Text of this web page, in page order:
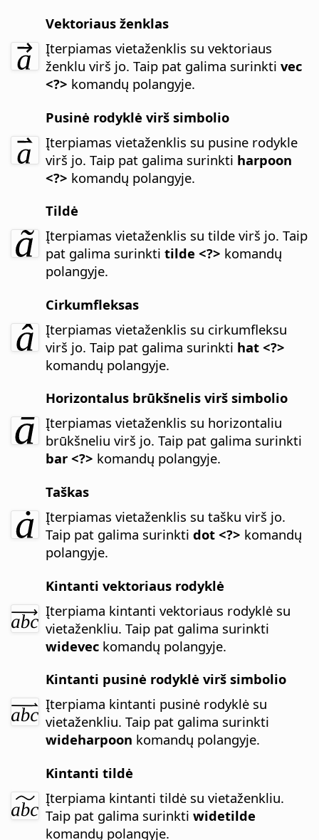
Vektoriaus ženklas
Įterpiamas vietaženklis su vektoriaus
ženklu virš jo. Taip pat galima surinktivec
<?> komandų polangyje.
Pusinė rodyklė virš simbolio
Įterpiamas vietaženklis su pusine rodykle
virš jo. Taip pat galima surinkti harpoon
<?> komandų polangyje.
Tildė
Įterpiamas vietaženklis su tilde virš jo. Taip
pat galima surinktitilde <?> komandų
polangyje.
Cirkumfleksas
Įterpiamas vietaženklis su cirkumfleksu
virš jo. Taip pat galima surinkti hat <?>
komandų polangyje.
Horizontalus brūkšnelis virš simbolio
Įterpiamas vietaženklis su horizontaliu
brūkšneliu virš jo. Taip pat galima surinkti
bar <?> komandų polangyje.
Taškas
Įterpiamas vietaženklis su tašku virš jo.
Taip pat galima surinktidot <?> komandų
polangyje.
Kintanti vektoriaus rodyklė
Įterpiama kintanti vektoriaus rodyklė su
vietaženkliu. Taip pat galima surinkti
widevec komandų polangyje.
Kintanti pusinė rodyklė virš simbolio
Įterpiama kintanti pusinė rodyklė su
vietaženkliu. Taip pat galima surinkti
wideharpoon komandų polangyje.
Kintanti tildė
Įterpiama kintanti tildė su vietaženkliu.
Taip pat galima surinktiwidetilde
komandų polangyje.